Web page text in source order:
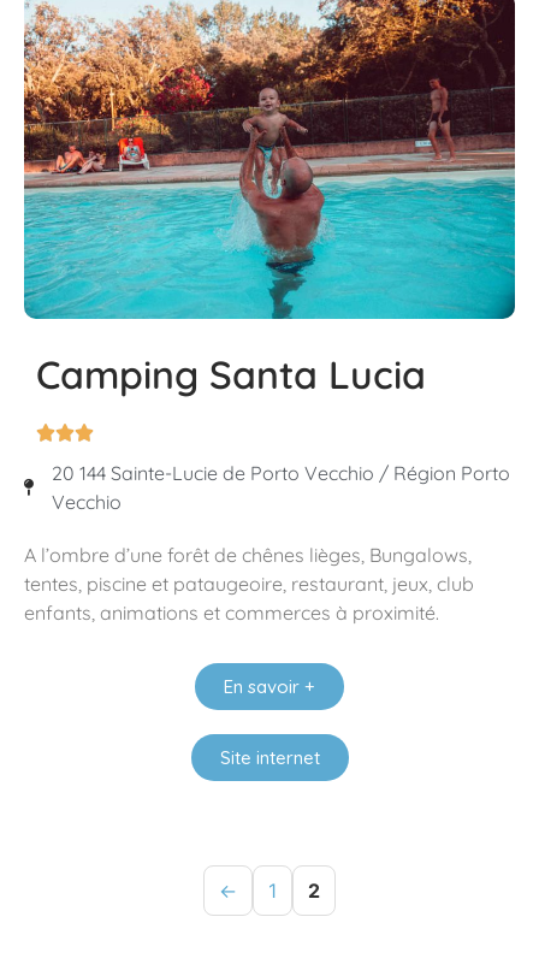
Camping Santa Lucia

20 144 Sainte-Lucie de Porto Vecchio / Région Porto
Vecchio
A l’ombre d’une forêt de chênes lièges, Bungalows,
tentes, piscine et pataugeoire, restaurant, jeux, club
enfants, animations et commerces à proximité.
En savoir +
Site internet
← 1 2